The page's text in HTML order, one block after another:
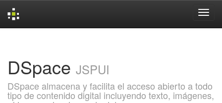
DSpace JSPUI
DSpace almacena y facilita el acceso abierto a todo
tipo de contenido digital incluyendo texto, imágenes,